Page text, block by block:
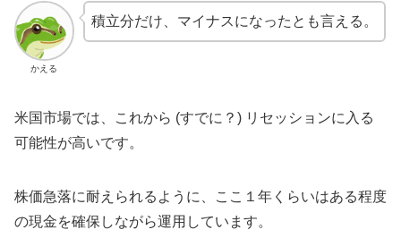
かえる
積立分だけ、マイナスになったとも言える。
米国市場では、これから (すでに？) リセッションに入る
可能性が高いです。
株価急落に耐えられるように、ここ１年くらいはある程度
の現金を確保しながら運用しています。